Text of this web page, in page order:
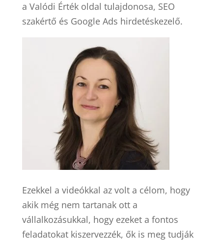
a Valódi Érték oldal tulajdonosa, SEO
szakértő és Google Ads hirdetéskezelő.
Ezekkel a videókkal az volt a célom, hogy
akik még nem tartanak ott a
vállalkozásukkal, hogy ezeket a fontos
feladatokat kiszervezzék, ők is meg tudják